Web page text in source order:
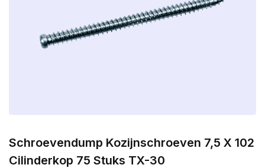
Schroevendump Kozijnschroeven 7,5 X 102
Cilinderkop 75 Stuks TX-30